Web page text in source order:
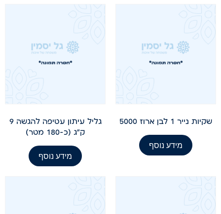
שקיות נייר 1 לבן ארוז 5000
מידע נוסף
גליל עיתון עטיפה להגשה 9
ק"ג (כ-180 מטר)
מידע נוסף